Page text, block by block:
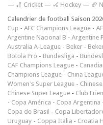
— 🏏 Cricket — 🏑 Hockey — 🏈
Calendrier de football Saison
Cup - AFC Champions League -
Argentine Nacional B - Argentine
Australia A-League - Beker -
Botola Pro - Bundesliga -
CAF Champions League -
Champions League - China
Women's Super League -
Chinese Super League - Club
- Copa América - Copa Argentina
Copa do Brasil - Copa
Uruguay - Coppa Italia - Croatia